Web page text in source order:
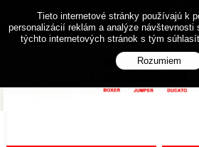
Tieto internetové stránky používajú k
personalizácií reklám a analýze návštevnosti
týchto internetových stránok s tým
Rozumiem